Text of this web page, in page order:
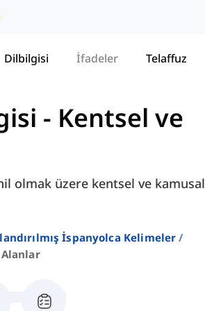
Dilbilgisi İfadeler Telaffuz
- Kentsel ve
olmak üzere kentsel ve kamusal
İspanyolca Kelimeler